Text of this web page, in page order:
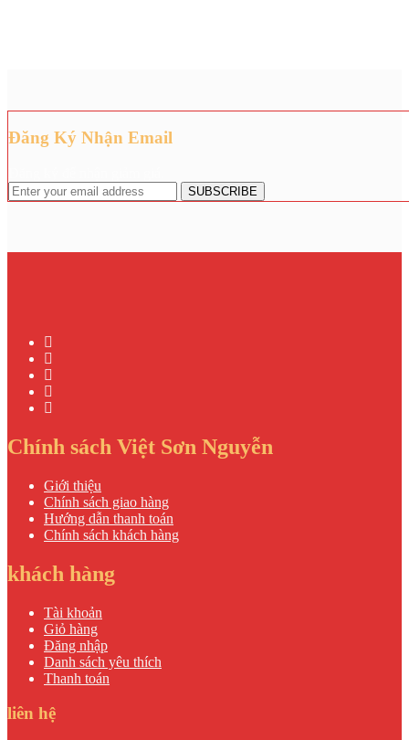
Đăng Ký Nhận Email
Chính sách Việt Sơn Nguyễn
Giới thiệu
Chính sách giao hàng
Hướng dẫn thanh toán
Chính sách khách hàng
khách hàng
Tài khoản
Giỏ hàng
Đăng nhập
Danh sách yêu thích
Thanh toán
liên hệ